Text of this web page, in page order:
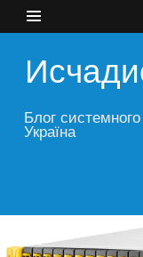
content
Блог
Україна